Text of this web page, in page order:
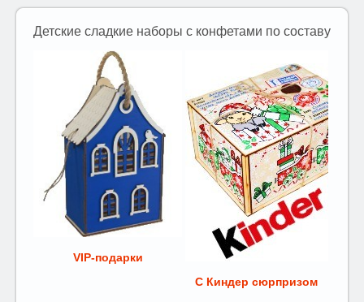
Детские сладкие наборы с конфетами по составу
VIP-подарки
С Киндер сюрпризом